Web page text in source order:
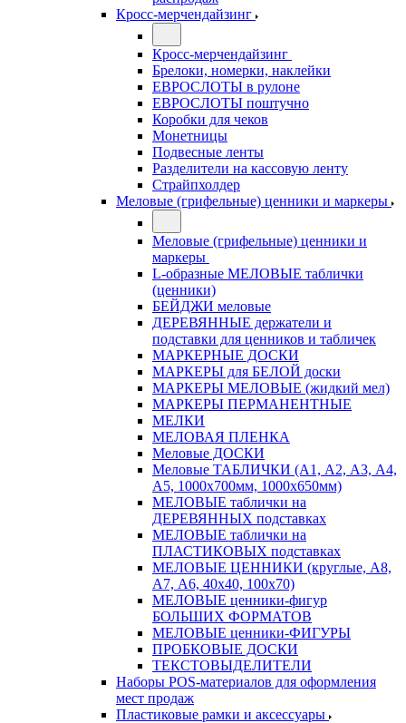
Кросс-мерчендайзинг
Кросс-мерчендайзинг
Брелоки, номерки, наклейки
ЕВРОСЛОТЫ в рулоне
ЕВРОСЛОТЫ поштучно
Коробки для чеков
Монетницы
Подвесные ленты
Разделители на кассовую ленту
Страйпхолдер
Меловые (грифельные) ценники и маркеры
Меловые (грифельные) ценники и
маркеры
L-образные МЕЛОВЫЕ таблички
(ценники)
БЕЙДЖИ меловые
ДЕРЕВЯННЫЕ держатели и
подставки для ценников и табличек
МАРКЕРНЫЕ ДОСКИ
МАРКЕРЫ для БЕЛОЙ доски
МАРКЕРЫ МЕЛОВЫЕ (жидкий мел)
МАРКЕРЫ ПЕРМАНЕНТНЫЕ
МЕЛКИ
МЕЛОВАЯ ПЛЕНКА
Меловые ДОСКИ
Меловые ТАБЛИЧКИ (А1, А2, А3, А4,
А5, 1000х700мм, 1000х650мм)
МЕЛОВЫЕ таблички на
ДЕРЕВЯННЫХ подставках
МЕЛОВЫЕ таблички на
ПЛАСТИКОВЫХ подставках
МЕЛОВЫЕ ЦЕННИКИ (круглые, А8,
А7, А6, 40х40, 100х70)
МЕЛОВЫЕ ценники-фигур
БОЛЬШИХ ФОРМАТОВ
МЕЛОВЫЕ ценники-ФИГУРЫ
ПРОБКОВЫЕ ДОСКИ
ТЕКСТОВЫДЕЛИТЕЛИ
Наборы POS-материалов для оформления
мест продаж
Пластиковые рамки и аксессуары